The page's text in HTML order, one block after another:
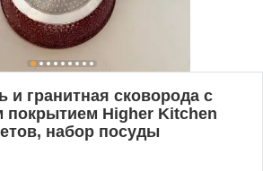
и гранитная сковорода с
покрытием Higher Kitchen
набор посуды